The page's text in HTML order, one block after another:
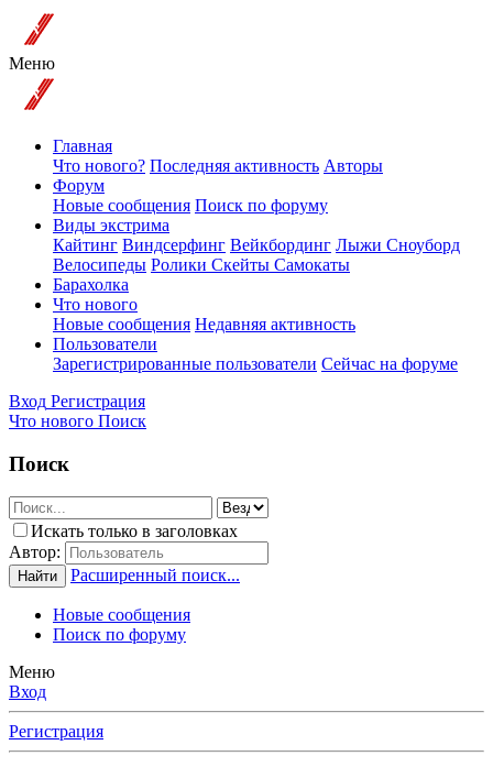
Меню
Главная
Что нового? Последняя активность Авторы
Форум
Новые сообщения Поиск по форуму
Виды экстрима
Кайтинг Виндсерфинг Вейкбординг Лыжи Сноуборд
Велосипеды Ролики Скейты Самокаты
Барахолка
Что нового
Новые сообщения Недавняя активность
Пользователи
Зарегистрированные пользователи Сейчас на форуме
Вход Регистрация
Что нового Поиск
Поиск
Искать только в заголовках
Автор:
Найти Расширенный поиск...
Новые сообщения
Поиск по форуму
Меню
Вход
Регистрация